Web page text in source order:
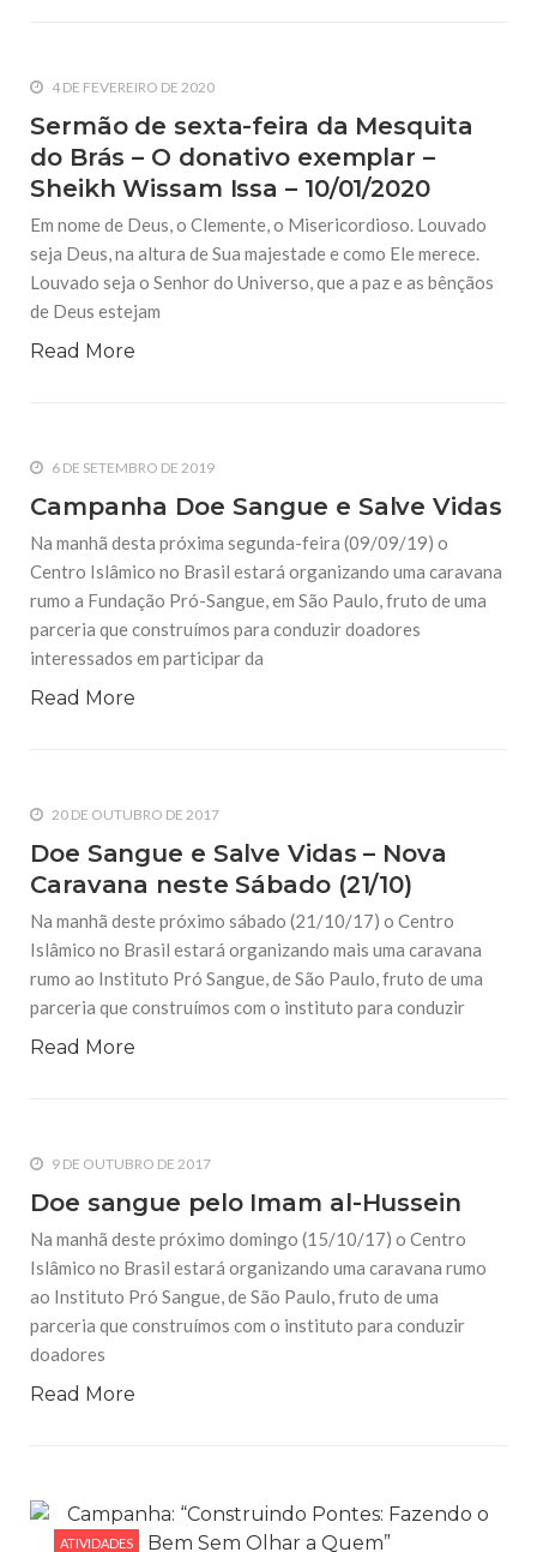
4 DE FEVEREIRO DE 2020
Sermão de sexta-feira da Mesquita
do Brás – O donativo exemplar –
Sheikh Wissam Issa – 10/01/2020
Em nome de Deus, o Clemente, o Misericordioso. Louvado
seja Deus, na altura de Sua majestade e como Ele merece.
Louvado seja o Senhor do Universo, que a paz e as bênçãos
de Deus estejam
Read More
6 DE SETEMBRO DE 2019
Campanha Doe Sangue e Salve Vidas
Na manhã desta próxima segunda-feira (09/09/19) o
Centro Islâmico no Brasil estará organizando uma caravana
rumo a Fundação Pró-Sangue, em São Paulo, fruto de uma
parceria que construímos para conduzir doadores
interessados em participar da
Read More
20 DE OUTUBRO DE 2017
Doe Sangue e Salve Vidas – Nova
Caravana neste Sábado (21/10)
Na manhã deste próximo sábado (21/10/17) o Centro
Islâmico no Brasil estará organizando mais uma caravana
rumo ao Instituto Pró Sangue, de São Paulo, fruto de uma
parceria que construímos com o instituto para conduzir
Read More
9 DE OUTUBRO DE 2017
Doe sangue pelo Imam al-Hussein
Na manhã deste próximo domingo (15/10/17) o Centro
Islâmico no Brasil estará organizando uma caravana rumo
ao Instituto Pró Sangue, de São Paulo, fruto de uma
parceria que construímos com o instituto para conduzir
doadores
Read More
ATIVIDADES